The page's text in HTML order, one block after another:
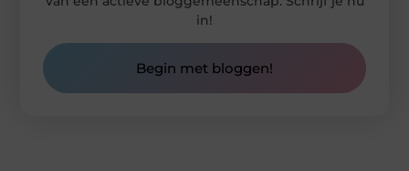
in!
Begin met bloggen!